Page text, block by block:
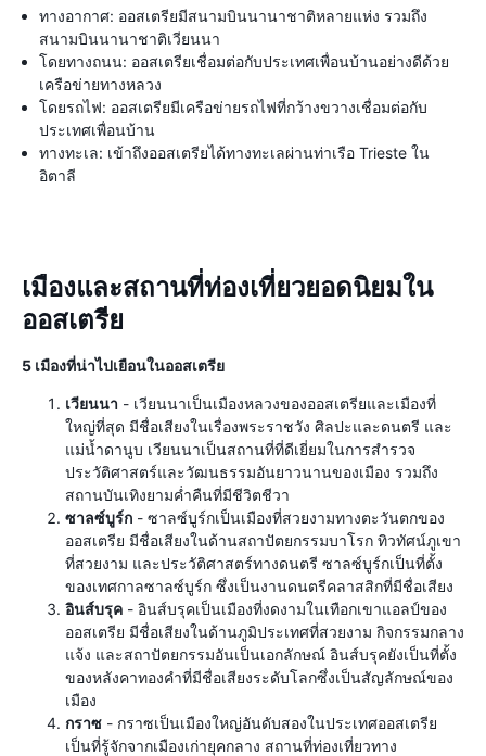
ทางอากาศ: ออสเตรียมีสนามบินนานาชาติหลายแห่ง รวมถึง
สนามบินนานาชาติเวียนนา
โดยทางถนน: ออสเตรียเชื่อมต่อกับประเทศเพื่อนบ้านอย่างดีด้วย
เครือข่ายทางหลวง
โดยรถไฟ: ออสเตรียมีเครือข่ายรถไฟที่กว้างขวางเชื่อมต่อกับ
ประเทศเพื่อนบ้าน
ทางทะเล: เข้าถึงออสเตรียได้ทางทะเลผ่านท่าเรือ Trieste ใน
อิตาลี
เมืองและสถานที่ท่องเที่ยวยอดนิยมใน
ออสเตรีย
5 เมืองที่น่าไปเยือนในออสเตรีย
เวียนนา - เวียนนาเป็นเมืองหลวงของออสเตรียและเมืองที่
ใหญ่ที่สุด มีชื่อเสียงในเรื่องพระราชวัง ศิลปะและดนตรี และ
แม่น้ำดานูบ เวียนนาเป็นสถานที่ที่ดีเยี่ยมในการสำรวจ
ประวัติศาสตร์และวัฒนธรรมอันยาวนานของเมือง รวมถึง
สถานบันเทิงยามค่ำคืนที่มีชีวิตชีวา
ซาลซ์บูร์ก - ซาลซ์บูร์กเป็นเมืองที่สวยงามทางตะวันตกของ
ออสเตรีย มีชื่อเสียงในด้านสถาปัตยกรรมบาโรก ทิวทัศน์ภูเขา
ที่สวยงาม และประวัติศาสตร์ทางดนตรี ซาลซ์บูร์กเป็นที่ตั้ง
ของเทศกาลซาลซ์บูร์ก ซึ่งเป็นงานดนตรีคลาสสิกที่มีชื่อเสียง
อินส์บรุค - อินส์บรุคเป็นเมืองที่งดงามในเทือกเขาแอลป์ของ
ออสเตรีย มีชื่อเสียงในด้านภูมิประเทศที่สวยงาม กิจกรรมกลาง
แจ้ง และสถาปัตยกรรมอันเป็นเอกลักษณ์ อินส์บรุคยังเป็นที่ตั้ง
ของหลังคาทองคำที่มีชื่อเสียงระดับโลกซึ่งเป็นสัญลักษณ์ของ
เมือง
กราซ - กราซเป็นเมืองใหญ่อันดับสองในประเทศออสเตรีย
เป็นที่รู้จักจากเมืองเก่ายุคกลาง สถานที่ท่องเที่ยวทาง